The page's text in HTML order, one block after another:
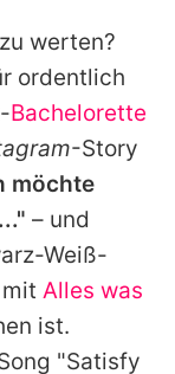
werten?
ordentlich
Bachelorette
-Story
möchte
– und
Weiß-
Alles was
ist.
"Satisfy